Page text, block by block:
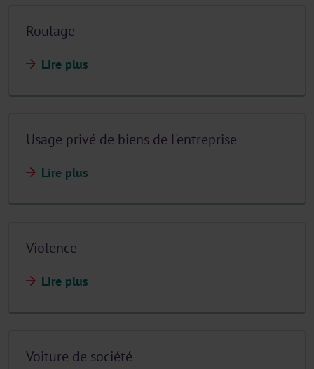
Roulage
Lire plus
Usage privé de biens de l'entreprise
Lire plus
Violence
Lire plus
Voiture de société